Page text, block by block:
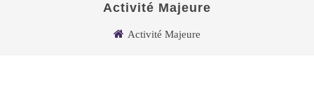
Activité Majeure
Activité Majeure